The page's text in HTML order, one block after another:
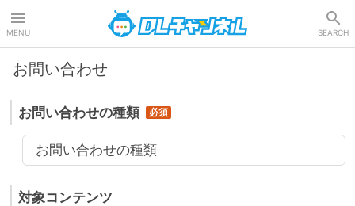
MENU SEARCH
お問い合わせ
お問い合わせの種類
お問い合わせの種類
対象コンテンツ